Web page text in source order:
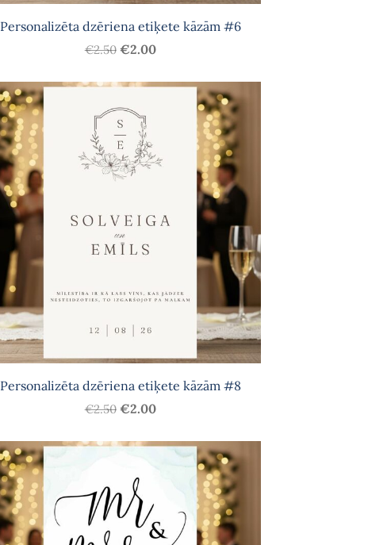
Personalizēta dzēriena etiķete kāzām #6
€2.50 €2.00
Personalizēta dzēriena etiķete kāzām #8
€2.50 €2.00